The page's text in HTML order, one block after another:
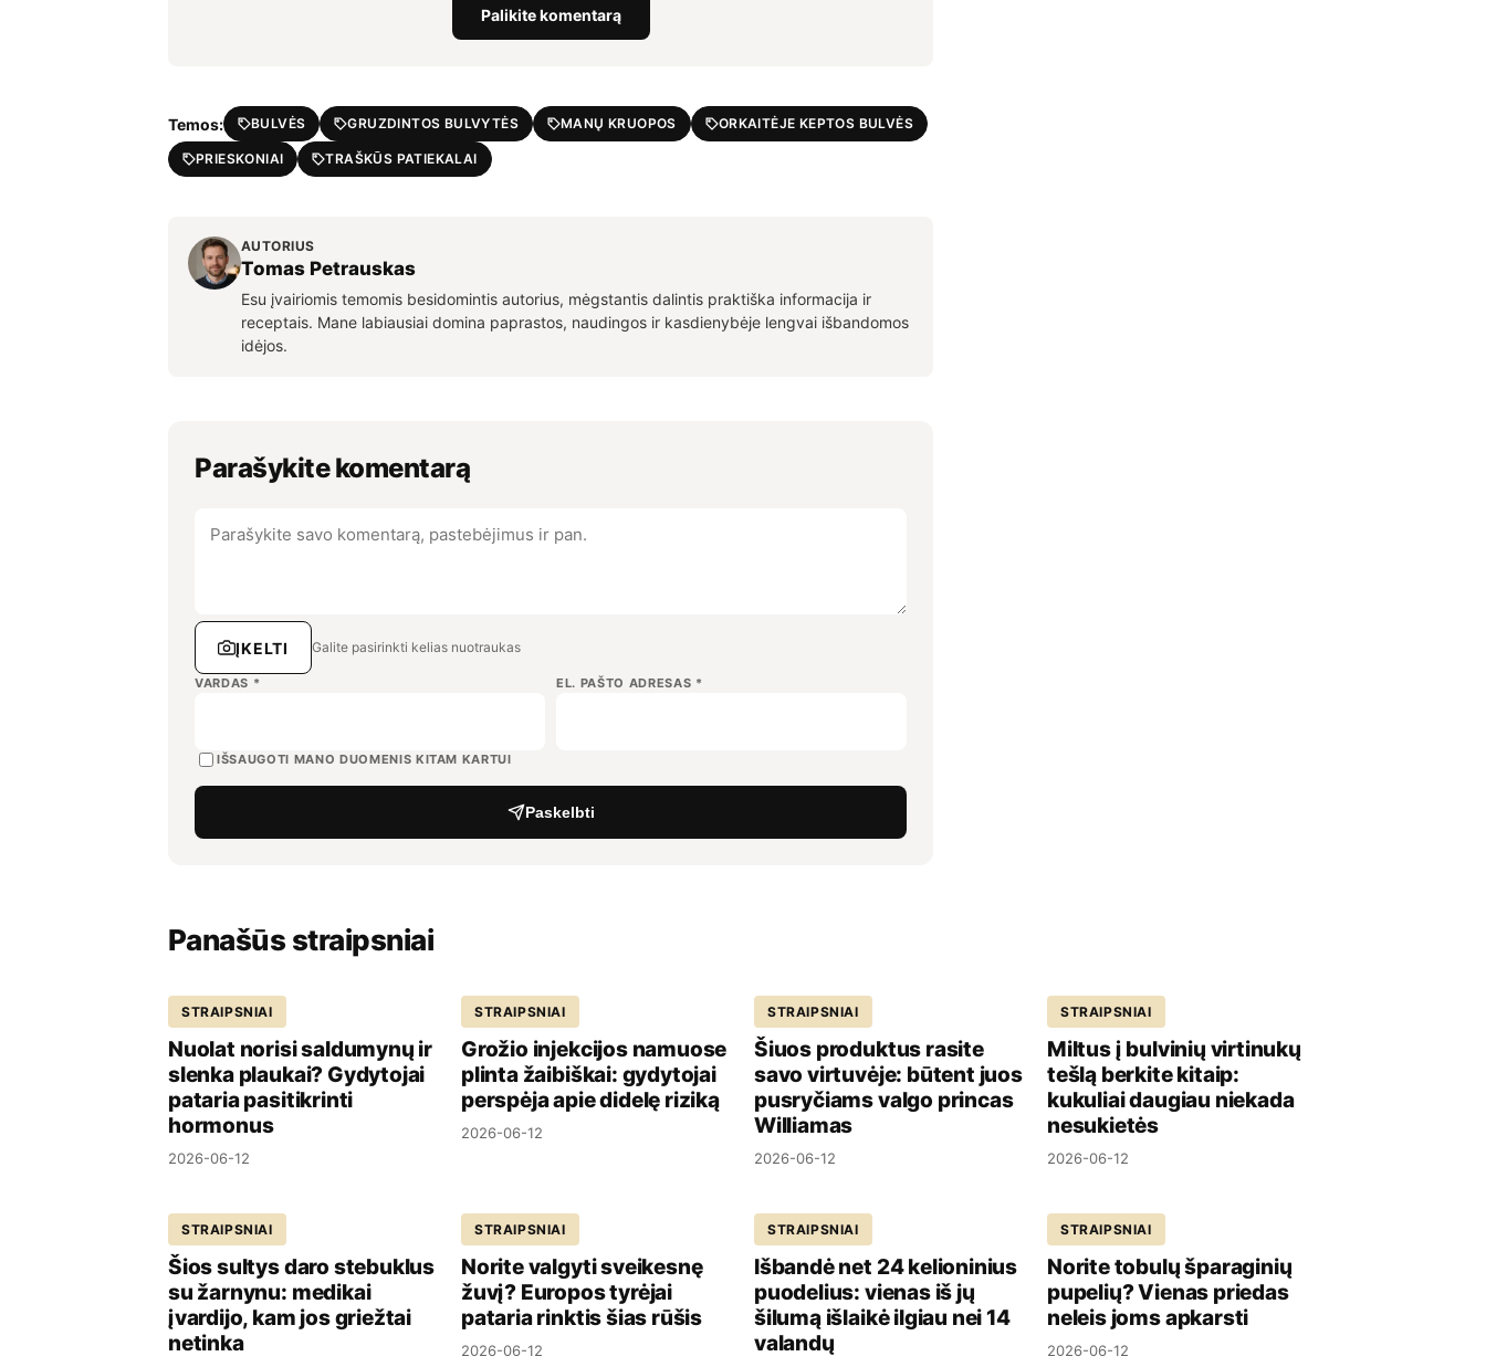
Palikite komentarą
Temos: BULVĖS GRUZDINTOS BULVYTĖS MANŲ KRUOPOS ORKAITĖJE KEPTOS BULVĖS
PRIESKONIAI TRAŠKŪS PATIEKALAI
AUTORIUS
Tomas Petrauskas
Esu įvairiomis temomis besidomintis autorius, mėgstantis dalintis praktiška informacija ir
receptais. Mane labiausiai domina paprastos, naudingos ir kasdienybėje lengvai išbandomos
idėjos.
Parašykite komentarą
ĮKELTI Galite pasirinkti kelias nuotraukas
VARDAS * EL. PAŠTO ADRESAS *
IŠSAUGOTI MANO DUOMENIS KITAM KARTUI
Paskelbti
Panašūs straipsniai
STRAIPSNIAI
Nuolat norisi saldumynų ir
slenka plaukai? Gydytojai
pataria pasitikrinti
hormonus
2026-06-12
STRAIPSNIAI
Grožio injekcijos namuose
plinta žaibiškai: gydytojai
perspėja apie didelę riziką
2026-06-12
STRAIPSNIAI
Šiuos produktus rasite
savo virtuvėje: būtent juos
pusryčiams valgo princas
Williamas
2026-06-12
STRAIPSNIAI
Miltus į bulvinių virtinukų
tešlą berkite kitaip:
kukuliai daugiau niekada
nesukietės
2026-06-12
STRAIPSNIAI
Šios sultys daro stebuklus
su žarnynu: medikai
įvardijo, kam jos griežtai
netinka
STRAIPSNIAI
Norite valgyti sveikesnę
žuvį? Europos tyrėjai
pataria rinktis šias rūšis
2026-06-12
STRAIPSNIAI
Išbandė net 24 kelioninius
puodelius: vienas iš jų
šilumą išlaikė ilgiau nei 14
valandų
STRAIPSNIAI
Norite tobulų šparaginių
pupelių? Vienas priedas
neleis joms apkarsti
2026-06-12